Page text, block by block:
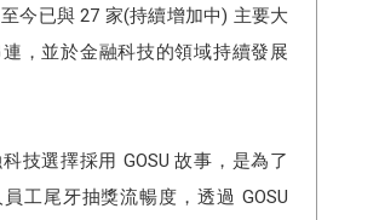
今已與 27 家(持續增加中) 主要大
，並於金融科技的領域持續發展
技選擇採用 GOSU 故事，是為了
工尾牙抽獎流暢度，透過 GOSU